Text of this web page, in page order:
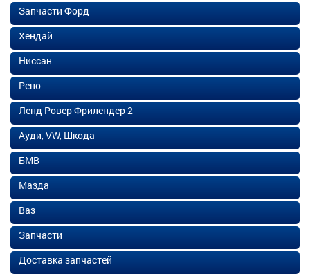
Запчасти Форд
Хендай
Ниссан
Рено
Ленд Ровер Фрилендер 2
Ауди, VW, Шкода
БМВ
Мазда
Ваз
Запчасти
Доставка запчастей